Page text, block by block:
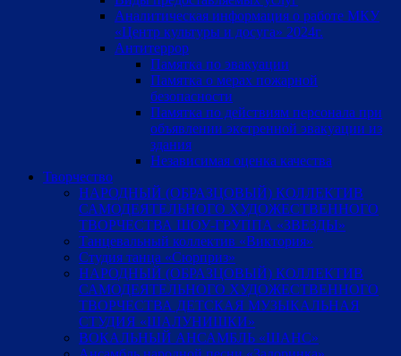
Аналитическая информация о работе МКУ
«Центр культуры и досуга» 2024г.
Антитеррор
Памятка по эвакуации
Памятка о мерах пожарной
безопасности
Памятка по действиям персонала при
объявлении экстренной эвакуации из
здания
Независимая оценка качества
Творчество
НАРОДНЫЙ (ОБРАЗЦОВЫЙ) КОЛЛЕКТИВ
САМОДЕЯТЕЛЬНОГО ХУДОЖЕСТВЕННОГО
ТВОРЧЕСТВА ШОУ-ГРУППА «ЗВЕЗДЫ»
Танцевальный коллектив «Виктория»
Студия танца «Сюрприз»
НАРОДНЫЙ (ОБРАЗЦОВЫЙ) КОЛЛЕКТИВ
САМОДЕЯТЕЛЬНОГО ХУДОЖЕСТВЕННОГО
ТВОРЧЕСТВА ДЕТСКАЯ МУЗЫКАЛЬНАЯ
СТУДИЯ «ШАЛУНИШКИ»
ВОКАЛЬНЫЙ АНСАМБЛЬ «ШАНС»